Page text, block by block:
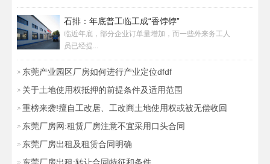
石排：年底普工临工成“香饽饽”
临近年底，部分企业订单量增加，而一些外来务工人
员已经提...
东莞产业园区厂房如何进行产业定位dfdf
关于土地使用权抵押的前提条件及适用范围
重榜来袭!擅自工改居、工改商土地使用权或被无偿收回
东莞厂房网:租赁厂房注意不宜采用口头合同
东莞厂房出租及租赁合同明确